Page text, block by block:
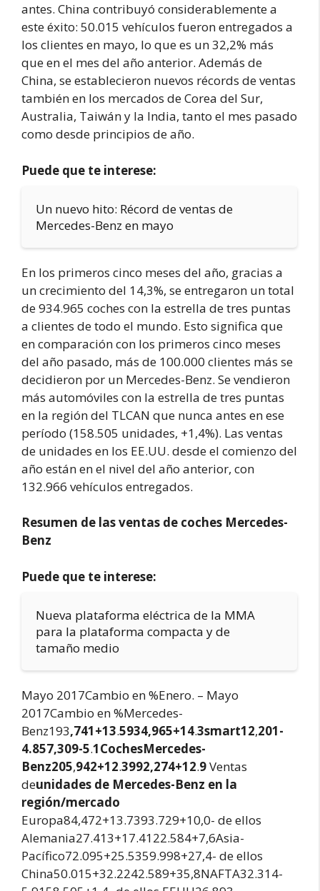
antes. China contribuyó considerablemente a
este éxito: 50.015 vehículos fueron entregados a
los clientes en mayo, lo que es un 32,2% más
que en el mes del año anterior. Además de
China, se establecieron nuevos récords de ventas
también en los mercados de Corea del Sur,
Australia, Taiwán y la India, tanto el mes pasado
como desde principios de año.
Puede que te interese:
Un nuevo hito: Récord de ventas de
Mercedes-Benz en mayo
En los primeros cinco meses del año, gracias a
un crecimiento del 14,3%, se entregaron un total
de 934.965 coches con la estrella de tres puntas
a clientes de todo el mundo. Esto significa que
en comparación con los primeros cinco meses
del año pasado, más de 100.000 clientes más se
decidieron por un Mercedes-Benz. Se vendieron
más automóviles con la estrella de tres puntas
en la región del TLCAN que nunca antes en ese
período (158.505 unidades, +1,4%). Las ventas
de unidades en los EE.UU. desde el comienzo del
año están en el nivel del año anterior, con
132.966 vehículos entregados.
Resumen de las ventas de coches Mercedes-
Benz
Puede que te interese:
Nueva plataforma eléctrica de la MMA
para la plataforma compacta y de
tamaño medio
Mayo 2017Cambio en %Enero. – Mayo
2017Cambio en %Mercedes-
Benz193,741+13.5934,965+14.3smart12,201-
4.857,309-5.1CochesMercedes-
Benz205,942+12.3992,274+12.9Ventas
deunidades de Mercedes-Benz en la
región/mercado
Europa84,472+13.7393.729+10,0- de ellos
Alemania27.413+17.4122.584+7,6Asia-
Pacífico72.095+25.5359.998+27,4- de ellos
China50.015+32.2242.589+35,8NAFTA32.314-